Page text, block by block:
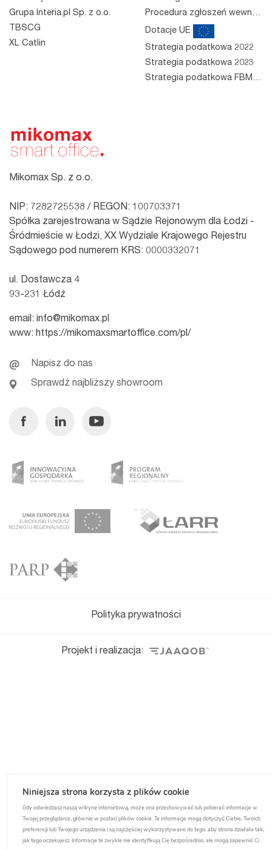
Mikomax Sp. z o.o.
NIP: 7282725538 / REGON: 100703371
Spółka zarejestrowana w Sądzie Rejonowym dla Łodzi -
Śródmieście w Łodzi, XX Wydziale Krajowego Rejestru
Sądowego pod numerem KRS: 0000332071
ul. Dostawcza 4
93-231 Łódź
email: info@mikomax.pl
www: https://mikomaxsmartoffice.com/pl/
Napisz do nas
Sprawdź najbliższy showroom
FacebookLinkedinYoutube
Grupa Interia.pl Sp. z o.o.
TBSCG
XL Catlin
Procedura zgłoszeń wewnętrznych
Dotacje UE
Strategia podatkowa 2022
Strategia podatkowa 2023
Strategia podatkowa FBM 2023
Polityka prywatności
Projekt i realizacja:
Niniejsza strona korzysta z plików cookie
Gdy odwiedzasz naszą witrynę internetową, może ona przechowywać lub pobierać informacje w
Twojej przeglądarce, głównie w postaci plików cookie. Te informacje mogą dotyczyć Ciebie, Twoich
preferencji lub Twojego urządzenia i są najczęściej wykorzystywane do tego, aby strona działała tak,
jak tego oczekujesz. Informacje te zwykle nie identyfikują Cię bezpośrednio, ale mogą zapewnić Ci